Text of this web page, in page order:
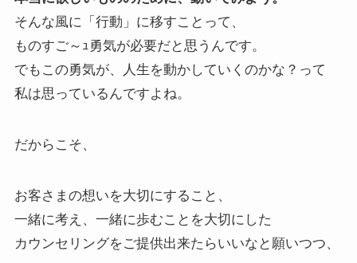
そんな風に「行動」に移すことって、
ものすご～ｭ勇気が必要だと思うんです。
でもこの勇気が、人生を動かしていくのかな？って
私は思っているんですよね。
だからこそ、
お客さまの想いを大切にすること、
一緒に考え、一緒に歩むことを大切にした
カウンセリングをご提供出来たらいいなと願いつつ、